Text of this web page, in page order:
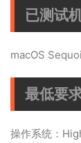
已测试
macOS
最低要
操作系统：